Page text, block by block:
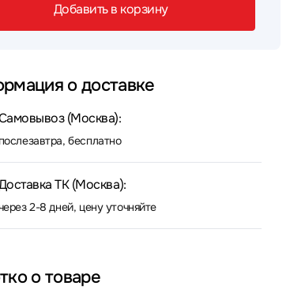
Добавить в корзину
о доставке
(Москва):
послезавтра, бесплатно
ТК (Москва):
2-8 дней, цену уточняйте
о товаре